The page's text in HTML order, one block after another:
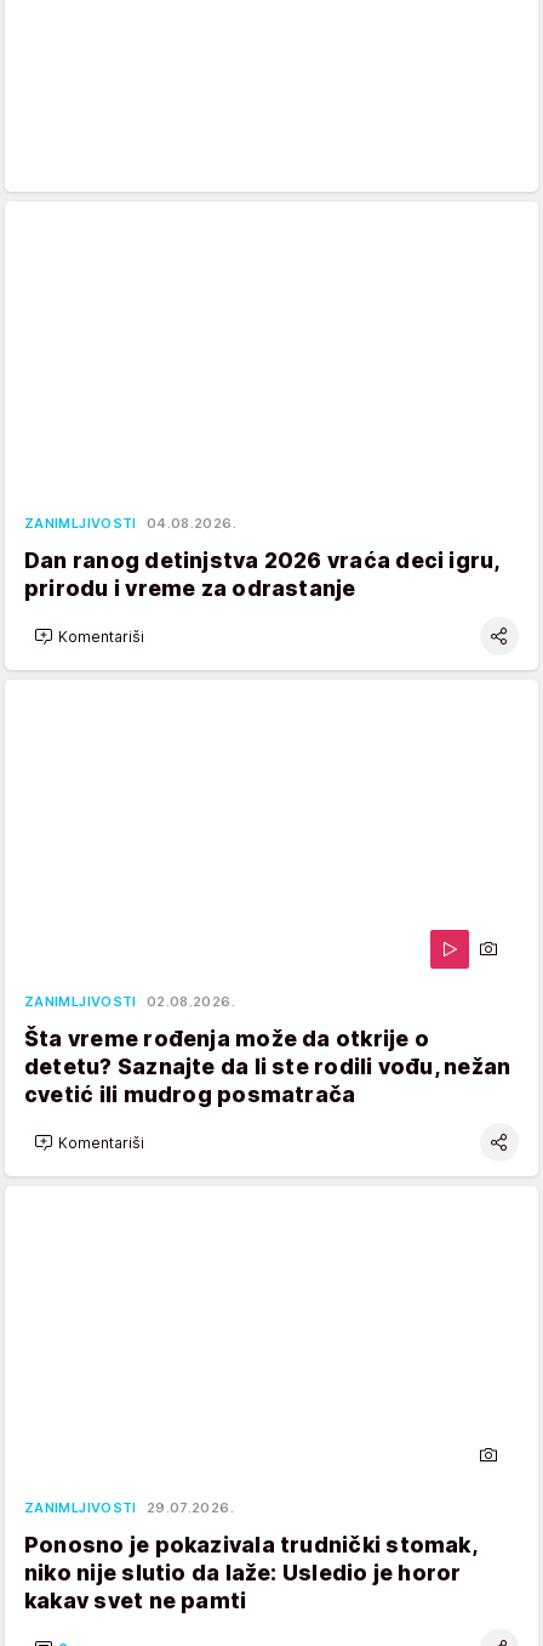
ZANIMLJIVOSTI 04.08.2026.
Dan ranog detinjstva 2026 vraća deci igru,
prirodu i vreme za odrastanje
Komentariši
ZANIMLJIVOSTI 02.08.2026.
Šta vreme rođenja može da otkrije o
detetu? Saznajte da li ste rodili vođu, nežan
cvetić ili mudrog posmatrača
Komentariši
ZANIMLJIVOSTI 29.07.2026.
Ponosno je pokazivala trudnički stomak,
niko nije slutio da laže: Usledio je horor
kakav svet ne pamti